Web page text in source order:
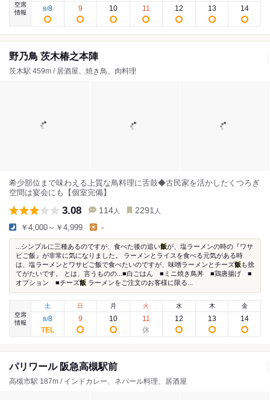
空席
情報
8/8 9 10 11 12 13 14
野乃鳥 茨木椿之本陣
茨木駅 459m / 居酒屋、焼き鳥、肉料理
希少部位まで味わえる上質な鳥料理に舌鼓◆古民家を活かしたくつろぎ
空間は宴会にも【個室完備】
3.08 114 人 2291 人
￥4,000～￥4,999 -
...シンプルに三種あるのですが、食べた後の追い飯が、塩ラーメンの時の『ワサ
ビご飯』が非常に気になりました。 ラーメンとライスを食べる元気がある時
は、塩ラーメンとワサビご飯で食べたいのですが、味噌ラーメンとチーズ飯 も捨
てがたいです。 とは、言うものの...■白ごはん ■ミニ焼き鳥丼 ■鶏唐揚げ ■
オプション ■チーズ飯 ラーメンをご注文のお客様に限る...
空席
情報
土
8/8
日
9
月
10
火
11
水
12
木
13
金
14
パリワール 阪急高槻駅前
高槻市駅 187m / インドカレー、ネパール料理、居酒屋